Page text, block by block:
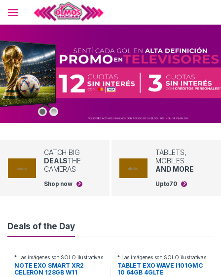
CATCH BIG
DEALSTHE
CAMERAS
Shop now
TABLETS,
MOBILES
AND MORE
Upto70
Deals of the Day
* Las imágenes son SOLO ilustrativas
NOTE EXO SMART XR2
CELERON 128GB W11
* Las imágenes son SOLO ilustrativas
TABLET EXO WAVE I101GMC
10 64GB 4GLTE